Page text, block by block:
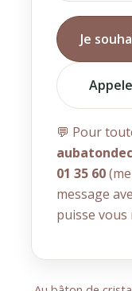
Je
💬 Pour
01 35 60
message
puisse